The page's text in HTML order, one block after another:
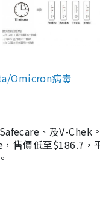
Omicron病毒
、及V-Chek
售價低至$186.7，